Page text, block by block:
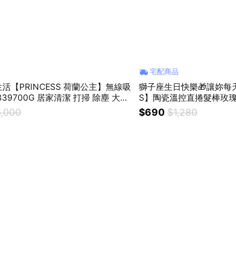
【PRINCESS 荷蘭公主】無線吸
居家清潔 打掃 除塵 大吸
輕巧耐用 媽媽好幫手
宅配商品
獅子座生日快樂🎁讓妳每
S】陶瓷溫控直捲髮棒玫
直髮棒 輕鬆造型 變漂亮
$690 $1,280